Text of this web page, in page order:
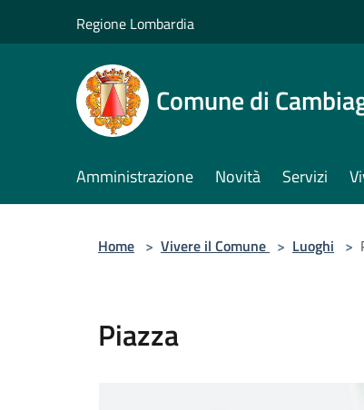
Regione Lombardia
Comune di
Amministrazione Novità Servizi
Home > Vivere il Comune > Luoghi >
Piazza